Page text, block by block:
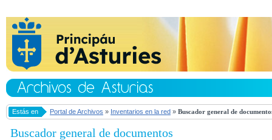
Estás en Portal de Archivos » Inventarios en la red » Buscador general de
Buscador general de documentos